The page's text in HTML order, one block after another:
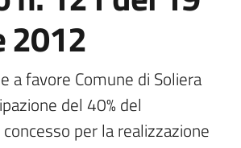
2012
a favore Comune di Soliera
del 40% del
per la realizzazione